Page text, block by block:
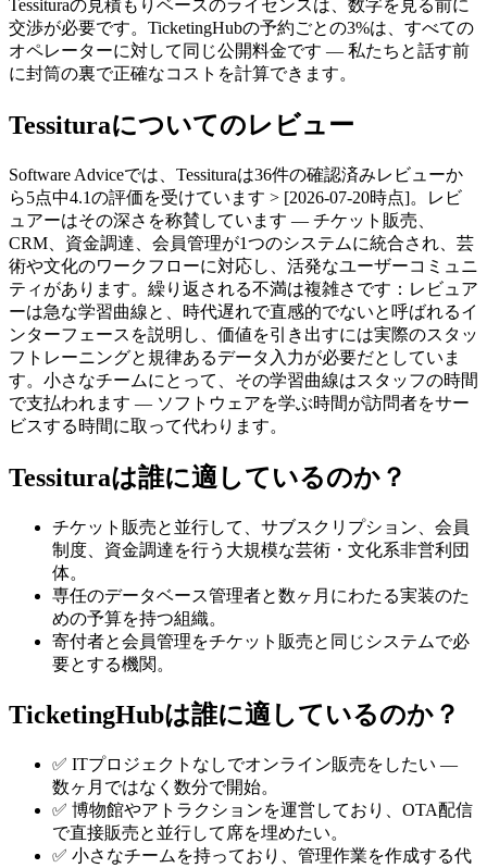
Tessituraの見積もりベースのライセンスは、数字を見る前に
交渉が必要です。TicketingHubの予約ごとの3%は、すべての
オペレーターに対して同じ公開料金です — 私たちと話す前
に封筒の裏で正確なコストを計算できます。
Tessituraについてのレビュー
Software Adviceでは、Tessituraは36件の確認済みレビューか
ら5点中4.1の評価を受けています > [2026-07-20時点]。レビ
ュアーはその深さを称賛しています — チケット販売、
CRM、資金調達、会員管理が1つのシステムに統合され、芸
術や文化のワークフローに対応し、活発なユーザーコミュニ
ティがあります。繰り返される不満は複雑さです：レビュア
ーは急な学習曲線と、時代遅れで直感的でないと呼ばれるイ
ンターフェースを説明し、価値を引き出すには実際のスタッ
フトレーニングと規律あるデータ入力が必要だとしていま
す。小さなチームにとって、その学習曲線はスタッフの時間
で支払われます — ソフトウェアを学ぶ時間が訪問者をサー
ビスする時間に取って代わります。
Tessituraは誰に適しているのか？
チケット販売と並行して、サブスクリプション、会員
制度、資金調達を行う大規模な芸術・文化系非営利団
体。
専任のデータベース管理者と数ヶ月にわたる実装のた
めの予算を持つ組織。
寄付者と会員管理をチケット販売と同じシステムで必
要とする機関。
TicketingHubは誰に適しているのか？
✅ ITプロジェクトなしでオンライン販売をしたい —
数ヶ月ではなく数分で開始。
✅ 博物館やアトラクションを運営しており、OTA配信
で直接販売と並行して席を埋めたい。
✅ 小さなチームを持っており、管理作業を作成する代